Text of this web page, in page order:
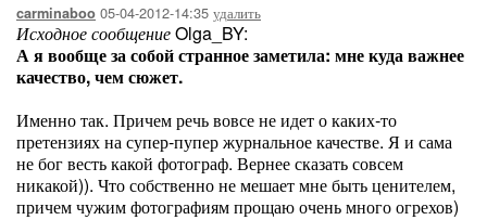
carminaboo 05-04-2012-14:35 удалить
Исходное сообщениеOlga_BY:
А я вообще за собой странное заметила: мне куда важнее
качество, чем сюжет.
Именно так. Причем речь вовсе не идет о каких-то
претензиях на супер-пупер журнальное качестве. Я и сама
не бог весть какой фотограф. Вернее сказать совсем
никакой)). Что собственно не мешает мне быть ценителем,
причем чужим фотографиям прощаю очень много огрехов)